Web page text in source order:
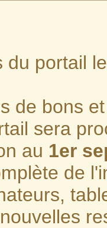
du portail
de bons
sera
au 1er
de